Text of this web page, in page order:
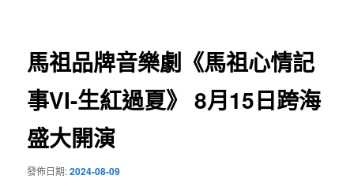
馬祖品牌音樂劇《馬祖心情記
事VI-生紅過夏》 8月15日跨海
盛大開演
發佈日期:2024-08-09